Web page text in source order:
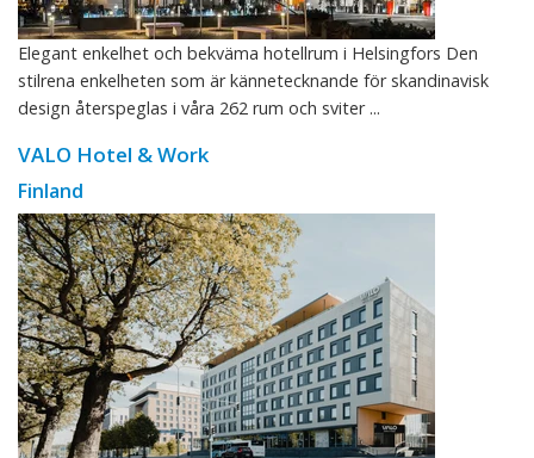
Elegant enkelhet och bekväma hotellrum i Helsingfors Den
stilrena enkelheten som är kännetecknande för skandinavisk
design återspeglas i våra 262 rum och sviter ...
VALO Hotel & Work
Finland